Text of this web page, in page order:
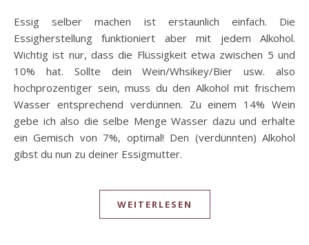
Essig selber machen ist erstaunlich einfach. Die
Essigherstellung funktioniert aber mit jedem Alkohol.
Wichtig ist nur, dass die Flüssigkeit etwa zwischen 5 und
10% hat. Sollte dein Wein/Whsikey/Bier usw. also
hochprozentiger sein, muss du den Alkohol mit frischem
Wasser entsprechend verdünnen. Zu einem 14% Wein
gebe ich also die selbe Menge Wasser dazu und erhalte
ein Gemisch von 7%, optimal! Den (verdünnten) Alkohol
gibst du nun zu deiner Essigmutter.
WEITERLESEN